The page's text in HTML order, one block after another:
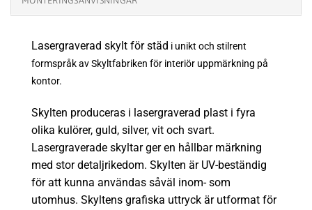
Lasergraverad skylt för städ i unikt och stilrent
formspråk av Skyltfabriken för interiör uppmärkning på
kontor.
Skylten produceras i lasergraverad plast i fyra
olika kulörer, guld, silver, vit och svart.
Lasergraverade skyltar ger en hållbar märkning
med stor detaljrikedom. Skylten är UV-beständig
för att kunna användas såväl inom- som
utomhus. Skyltens grafiska uttryck är utformat för